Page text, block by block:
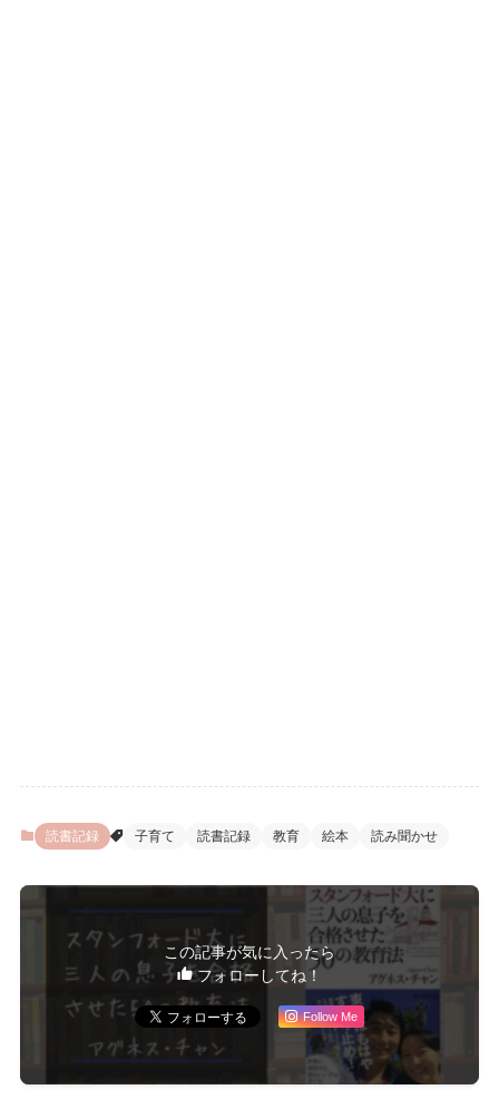
読書記録 子育て 読書記録 教育 絵本 読み聞かせ
この記事が気に入ったら
フォローしてね！
Follow Me